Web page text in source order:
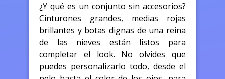
¿Y qué es un conjunto sin accesorios?
Cinturones grandes, medias rojas
brillantes y botas dignas de una reina
de las nieves están listos para
completar el look. No olvides que
puedes personalizarlo todo, desde el